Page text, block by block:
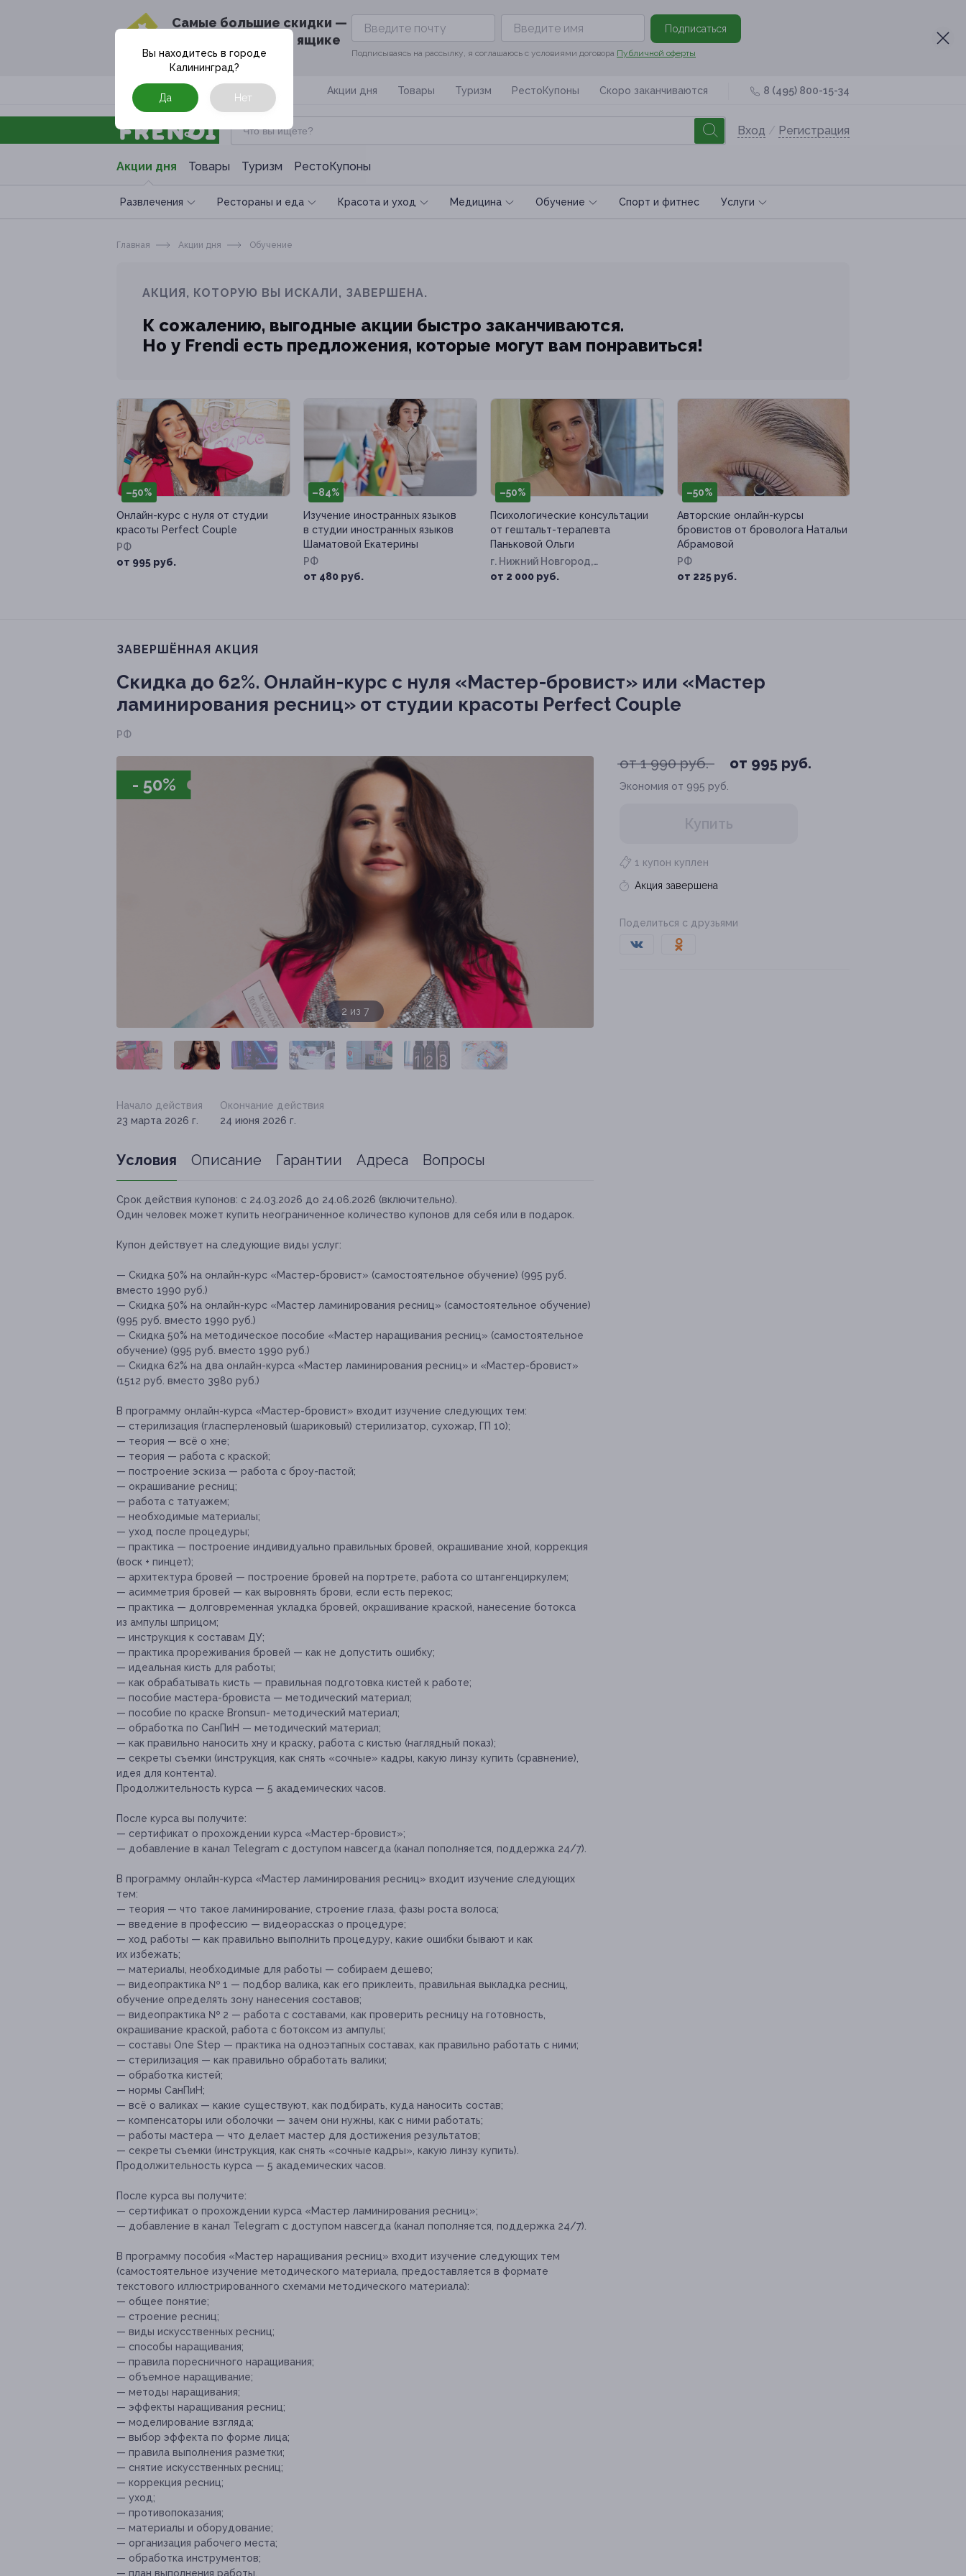
Cамые большие скидки —
в твоём почтовом ящике
Подписаться
Подписываясь на рассылку, я соглашаюсь с условиями договора Публичной оферты
Москва Акции дня Товары Туризм РестоКупоны Скоро заканчиваются 8 (495) 800-15-34
Вход / Регистрация
Акции дня Товары Туризм РестоКупоны
Развлечения Рестораны и еда Красота и уход Медицина Обучение Спoрт и фитнес Услуги
Вы находитесь в городе
Калининград?
Да Нет
Главная Акции дня Обучение
АКЦИЯ, КОТОРУЮ ВЫ ИСКАЛИ, ЗАВЕРШЕНА.
К сожалению, выгодные акции быстро заканчиваются.
Но у Frendi есть предложения, которые могут вам понравиться!
–50%
Онлайн-курс с нуля от студии
красоты Perfect Couple
РФ
от 995 руб.
–84%
Изучение иностранных языков
в студии иностранных языков
Шаматовой Екатерины
РФ
от 480 руб.
–50%
Психологические консультации
от гештальт-терапевта
Паньковой Ольги
г. Нижний Новгород,
Алексеевская ул, д. 26
от 2 000 руб.
–50%
Авторские онлайн-курсы
бровистов от броволога Натальи
Абрамовой
РФ
от 225 руб.
ЗАВЕРШЁННАЯ АКЦИЯ
Скидка до 62%. Онлайн-курс с нуля «Мастер-бровист» или «Мастер
ламинирования ресниц» от студии красоты Perfect Couple
РФ
- 50%
3 из 7
от 1 990 руб. от 995 руб.
Экономия от 995 руб.
Купить
1 купон куплен
Акция завершена
Поделиться с друзьями
Начало действия
23 марта 2026 г.
Окончание действия
24 июня 2026 г.
Условия Описание Гарантии Адреса Вопросы
Срок действия купонов: с 24.03.2026 до 24.06.2026 (включительно).
Один человек может купить неограниченное количество купонов для себя или в подарок.
Купон действует на следующие виды услуг:
— Скидка 50% на онлайн-курс «Мастер-бровист» (самостоятельное обучение) (995 руб.
вместо 1990 руб.)
— Скидка 50% на онлайн-курс «Мастер ламинирования ресниц» (самостоятельное обучение)
(995 руб. вместо 1990 руб.)
— Скидка 50% на методическое пособие «Мастер наращивания ресниц» (самостоятельное
обучение) (995 руб. вместо 1990 руб.)
— Скидка 62% на два онлайн-курса «Мастер ламинирования ресниц» и «Мастер-бровист»
(1512 руб. вместо 3980 руб.)
В программу онлайн-курса «Мастер-бровист» входит изучение следующих тем:
— стерилизация (гласперленовый (шариковый) стерилизатор, сухожар, ГП 10);
— теория — всё о хне;
— теория — работа с краской;
— построение эскиза — работа с броу-пастой;
— окрашивание ресниц;
— работа с татуажем;
— необходимые материалы;
— уход после процедуры;
— практика — построение индивидуально правильных бровей, окрашивание хной, коррекция
(воск + пинцет);
— архитектура бровей — построение бровей на портрете, работа со штангенциркулем;
— асимметрия бровей — как выровнять брови, если есть перекос;
— практика — долговременная укладка бровей, окрашивание краской, нанесение ботокса
из ампулы шприцом;
— инструкция к составам ДУ;
— практика прореживания бровей — как не допустить ошибку;
— идеальная кисть для работы;
— как обрабатывать кисть — правильная подготовка кистей к работе;
— пособие мастера-бровиста — методический материал;
— пособие по краске Bronsun- методический материал;
— обработка по СанПиН — методический материал;
— как правильно наносить хну и краску, работа с кистью (наглядный показ);
— секреты съемки (инструкция, как снять «сочные» кадры, какую линзу купить (сравнение),
идея для контента).
Продолжительность курса — 5 академических часов.
После курса вы получите:
— сертификат о прохождении курса «Мастер-бровист»;
— добавление в канал Telegram с доступом навсегда (канал пополняется, поддержка 24/7).
В программу онлайн-курса «Мастер ламинирования ресниц» входит изучение следующих
тем:
— теория — что такое ламинирование, строение глаза, фазы роста волоса;
— введение в профессию — видеорассказ о процедуре;
— ход работы — как правильно выполнить процедуру, какие ошибки бывают и как
их избежать;
— материалы, необходимые для работы — собираем дешево;
— видеопрактика № 1 — подбор валика, как его приклеить, правильная выкладка ресниц,
обучение определять зону нанесения составов;
— видеопрактика № 2 — работа с составами, как проверить ресницу на готовность,
окрашивание краской, работа с ботоксом из ампулы;
— составы One Step — практика на одноэтапных составах, как правильно работать с ними;
— стерилизация — как правильно обработать валики;
— обработка кистей;
— нормы СанПиН;
— всё о валиках — какие существуют, как подбирать, куда наносить состав;
— компенсаторы или оболочки — зачем они нужны, как с ними работать;
— работы мастера — что делает мастер для достижения результатов;
— секреты съемки (инструкция, как снять «сочные кадры», какую линзу купить).
Продолжительность курса — 5 академических часов.
После курса вы получите:
— сертификат о прохождении курса «Мастер ламинирования ресниц»;
— добавление в канал Telegram с доступом навсегда (канал пополняется, поддержка 24/7).
В программу пособия «Мастер наращивания ресниц» входит изучение следующих тем
(самостоятельное изучение методического материала, предоставляется в формате
текстового иллюстрированного схемами методического материала):
— общее понятие;
— строение ресниц;
— виды искусственных ресниц;
— способы наращивания;
— правила поресничного наращивания;
— объемное наращивание;
— методы наращивания;
— эффекты наращивания ресниц;
— моделирование взгляда;
— выбор эффекта по форме лица;
— правила выполнения разметки;
— снятие искусственных ресниц;
— коррекция ресниц;
— уход;
— противопоказания;
— материалы и оборудование;
— организация рабочего места;
— обработка инструментов;
— план выполнения работы.